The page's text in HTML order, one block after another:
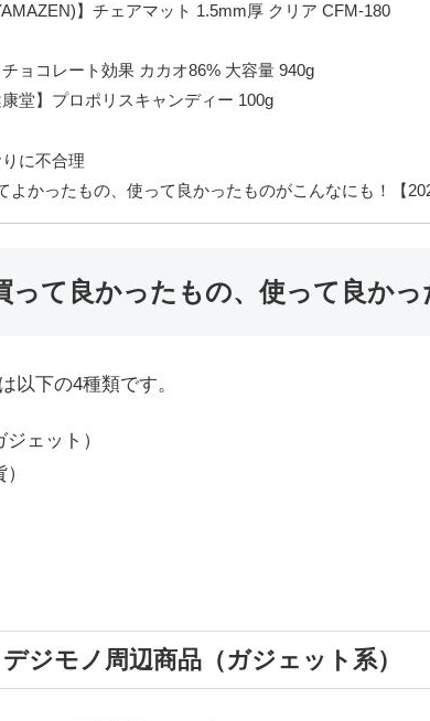
】チェアマット 1.5mm厚 クリア CFM-180
チョコレート効果 カカオ86% 大容量 940g
康堂】プロポリスキャンディー 100g
に不合理
よかったもの、使って良かったものがこんなにも！【
って良かったもの、使って良かっ
以下の4種類です。
ェット）
ジモノ周辺商品（ガジェット系）